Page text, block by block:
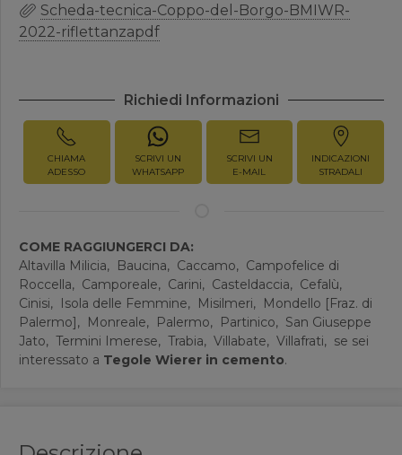
Scheda-tecnica-Coppo-del-Borgo-BMIWR-
2022-riflettanzapdf
Richiedi Informazioni
CHIAMA
ADESSO
SCRIVI UN
WHATSAPP
SCRIVI UN
E-MAIL
INDICAZIONI
STRADALI
COME RAGGIUNGERCI DA:
Altavilla Milicia, Baucina, Caccamo, Campofelice di
Roccella, Camporeale, Carini, Casteldaccia, Cefalù,
Cinisi, Isola delle Femmine, Misilmeri, Mondello [Fraz. di
Palermo], Monreale, Palermo, Partinico, San Giuseppe
Jato, Termini Imerese, Trabia, Villabate, Villafrati, se sei
interessato a Tegole Wierer in cemento.